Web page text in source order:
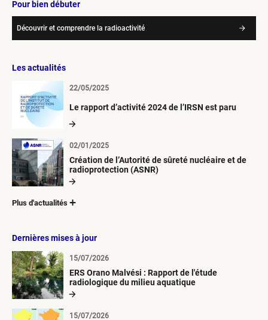
Pour bien débuter
Découvrir et comprendre la radioactivité
Les actualités
Le rapport d’activité 2024 de l’IRSN est paru
22/05/2025
Création de l’Autorité de sûreté nucléaire et de
radioprotection (ASNR)
02/01/2025
Plus d'actualités
Dernières mises à jour
ERS Orano Malvési : Rapport de l'étude
radiologique du milieu aquatique
15/07/2026
15/07/2026